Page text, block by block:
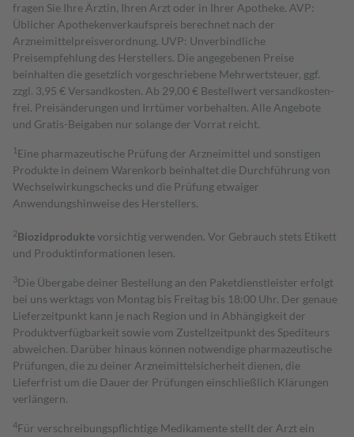
fragen Sie Ihre Ärztin, Ihren Arzt oder in Ihrer Apotheke. AVP:
Üblicher Apothekenverkaufspreis berechnet nach der
Arzneimittelpreisverordnung. UVP: Unverbindliche
Preisempfehlung des Herstellers. Die angegebenen Preise
beinhalten die gesetzlich vorgeschriebene Mehrwertsteuer, ggf.
zzgl. 3,95 € Versandkosten. Ab 29,00 € Bestell­wert versand­kosten­
frei. Preisänderungen und Irrtümer vorbehalten. Alle Angebote
und Gratis-Beigaben nur solange der Vorrat reicht.
1 Eine pharmazeutische Prüfung der Arzneimittel und sonstigen
Produkte in deinem Warenkorb beinhaltet die Durchführung von
Wechselwirkungschecks und die Prüfung etwaiger
Anwendungshinweise des Herstellers.
2Biozidproduktevorsichtig verwenden. Vor Gebrauch stets Etikett
und Produktinformationen lesen.
3Die Übergabe deiner Bestellung an den Paketdienstleister erfolgt
bei uns werktags von Montag bis Freitag bis 18:00 Uhr. Der genaue
Lieferzeitpunkt kann je nach Region und in Abhängigkeit der
Produktverfügbarkeit sowie vom Zustellzeitpunkt des Spediteurs
abweichen. Darüber hinaus können notwendige pharmazeutische
Prüfungen, die zu deiner Arzneimittelsicherheit dienen, die
Lieferfrist um die Dauer der Prüfungen einschließlich Klärungen
verlängern.
4Für verschreibungspflichtige Medikamente stellt der Arzt ein